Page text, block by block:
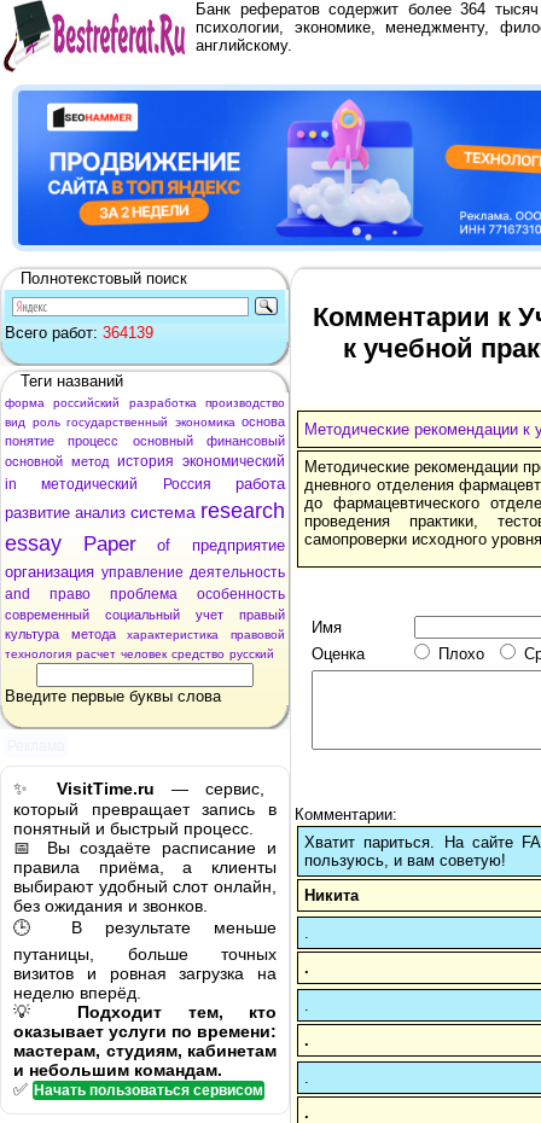
Банк рефератов содержит более 364
психологии, экономике, менеджменту,
английскому.
Полнотекстовый поиск
Всего работ: 364139
Теги названий
форма российский разработка
производство
вид
роль государственный экономика основа
понятие
процесс основный
финансовый
основной метод история экономический
in
методический Россия
работа
развитие анализ система research
essay
Paper of
предприятие
организация управление деятельность
and
право проблема особенность
современный социальный учет
правый
культура
метода характеристика
правовой
технология расчет человек средство русский
Введите первые буквы слова
✨ VisitTime.ru — сервис,
который превращает запись в
понятный и быстрый процесс.
📅 Вы создаёте расписание и
правила приёма, а клиенты
выбирают удобный слот онлайн,
без ожидания и звонков.
🕒 В результате меньше
путаницы, больше точных
визитов и ровная загрузка на
неделю вперёд.
💡 Подходит тем, кто
оказывает услуги по времени:
мастерам, студиям, кабинетам
и небольшим командам.
✅ Начать пользоваться сервисом
Комментарии к
к учебной
Методические рекомендации к
Методические рекомендации
дневного отделения
до фармацевтического
проведения практики,
самопроверки исходного
Имя
Оценка
Плохо
Комментарии:
Хватит париться. На сайте
пользуюсь, и вам советую!
Никита
.
.
.